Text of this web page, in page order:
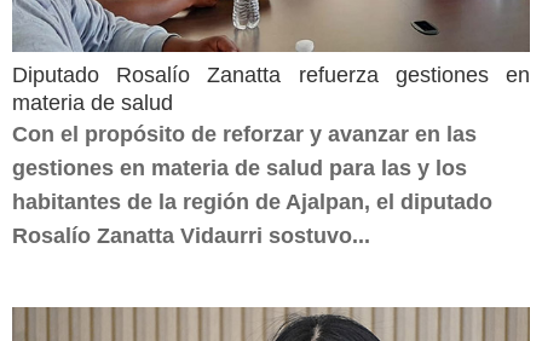
Diputado Rosalío Zanatta refuerza gestiones en
materia de salud
Con el propósito de reforzar y avanzar en las
gestiones en materia de salud para las y los
habitantes de la región de Ajalpan, el diputado
Rosalío Zanatta Vidaurri sostuvo...